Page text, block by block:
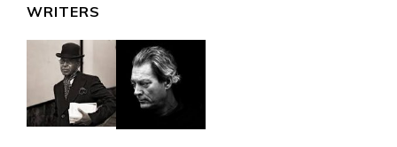
WRITERS